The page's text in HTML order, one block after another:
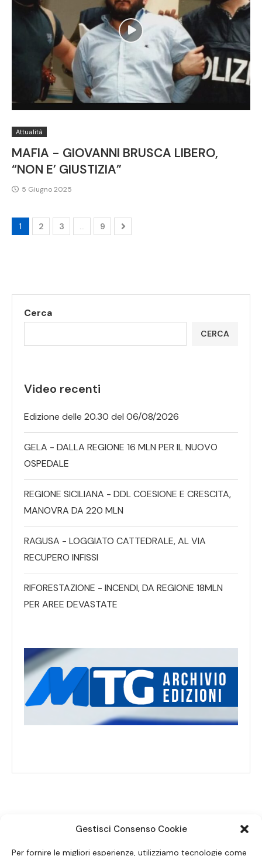
Gestisci Consenso Cookie
Per fornire le migliori esperienze, utilizziamo tecnologie come
Attualità
MAFIA - GIOVANNI BRUSCA LIBERO,
“NON E’ GIUSTIZIA”
5 Giugno 2025
1 2 3 … 9
Cerca
CERCA
Video recenti
Edizione delle 20.30 del 06/08/2026
GELA - DALLA REGIONE 16 MLN PER IL NUOVO
OSPEDALE
REGIONE SICILIANA - DDL COESIONE E CRESCITA,
MANOVRA DA 220 MLN
RAGUSA - LOGGIATO CATTEDRALE, AL VIA
RECUPERO INFISSI
RIFORESTAZIONE - INCENDI, DA REGIONE 18MLN
PER AREE DEVASTATE
SEGUICI SUI SOCIAL